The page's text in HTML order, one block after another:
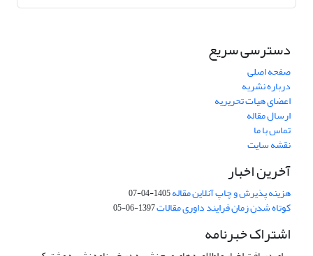
دسترسی سریع
صفحه اصلی
درباره نشریه
اعضای هیات تحریریه
ارسال مقاله
تماس با ما
نقشه سایت
آخرین اخبار
هزینه پذیرش و چاپ آنلاین مقاله1405-04-07
کوتاه شدن زمان فرایند داوری مقالات1397-06-05
اشتراک خبرنامه